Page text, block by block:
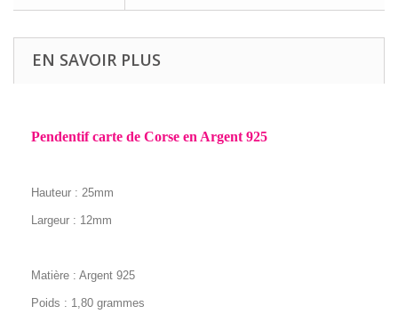
EN SAVOIR PLUS
Pendentif carte de Corse en Argent 925
Hauteur : 25mm
Largeur : 12mm
Matière : Argent 925
Poids : 1,80 grammes